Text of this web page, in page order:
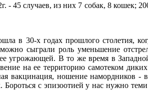
45 случаев, из них 7 собак, 8 кошек;
в 30-х годах прошлого столетия,
сыграли роль уменьшение
угрожающей. В то же время в
на ее территорию самотеком
вакцинация, ношение намордников -
с эпизоотией у нас нужно